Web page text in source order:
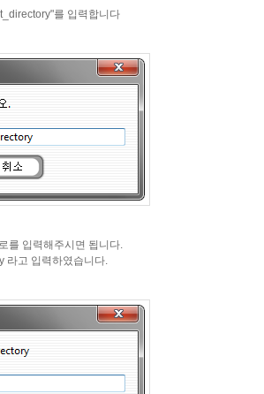
를 입력합니다
입력해주시면 됩니다.
고 입력하였습니다.